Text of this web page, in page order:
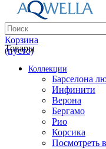
Корзина
(пусто)
Товары
Коллекции
Барселона
Инфинити
Верона
Бергамо
Рио
Корсика
Посмотреть